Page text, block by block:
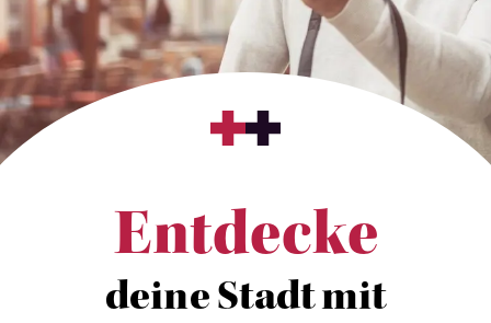
Entdecke
deine Stadt mit